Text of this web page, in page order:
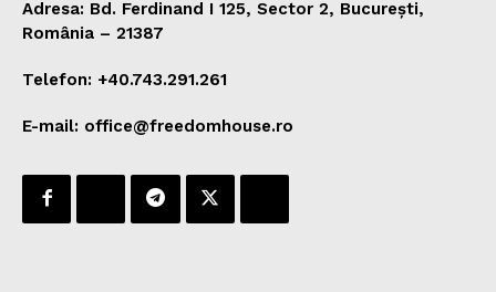
Adresa: Bd. Ferdinand I 125, Sector 2, București,
România – 21387
Telefon: +40.743.291.261
E-mail: office@freedomhouse.ro